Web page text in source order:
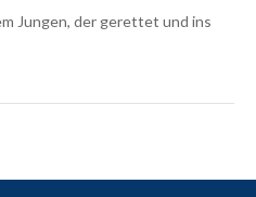
Jungen, der gerettet und ins